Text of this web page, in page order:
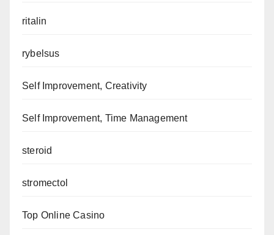
ritalin
rybelsus
Self Improvement, Creativity
Self Improvement, Time Management
steroid
stromectol
Top Online Casino